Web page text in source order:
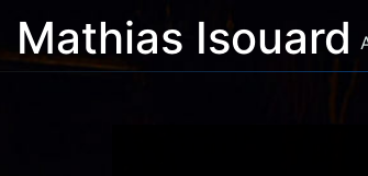
Mathias Isouard